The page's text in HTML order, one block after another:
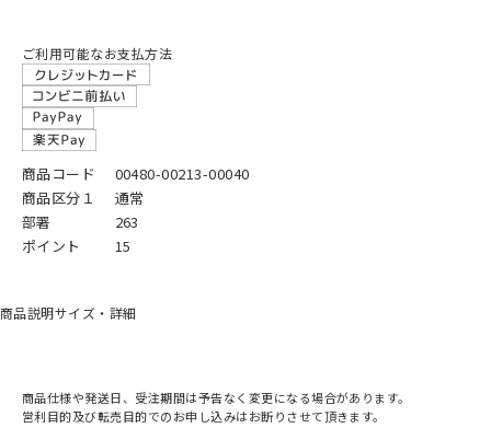
ご利用可能なお支払方法
商品コード
00480-00213-00040
商品区分１
通常
部署
263
ポイント
15
商品説明サイズ・詳細
商品仕様や発送日、受注期間は予告なく変更になる場合があります。
営利目的及び転売目的でのお申し込みはお断りさせて頂きます。